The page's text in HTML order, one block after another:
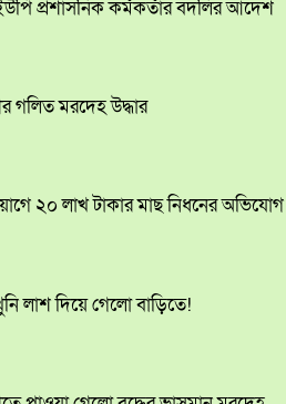
প্রশাসনিক কর্মকর্তার বদলির আদেশ
গলিত মরদেহ উদ্ধার
২০ লাখ টাকার মাছ নিধনের অভিযোগ
লাশ দিয়ে গেলো বাড়িতে!